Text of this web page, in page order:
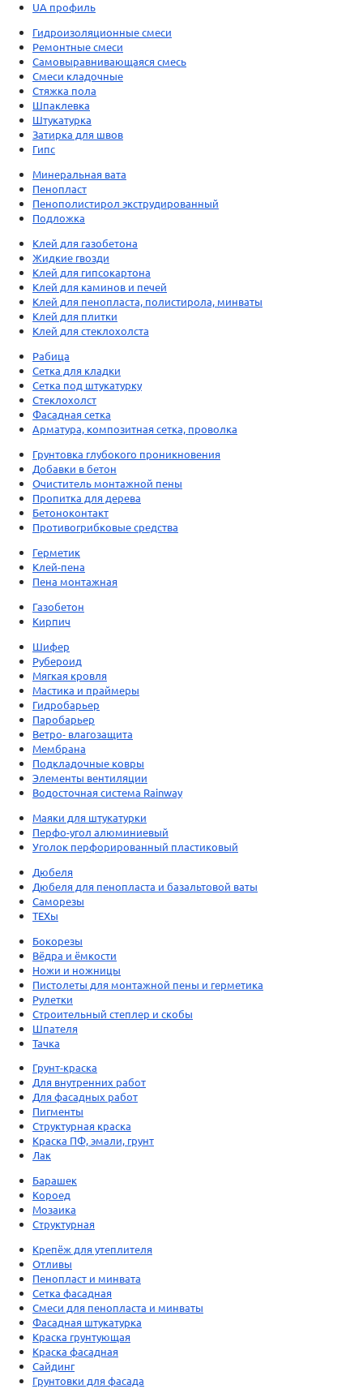
UA профиль
Гидроизоляционные смеси
Ремонтные смеси
Самовыравнивающаяся смесь
Смеси кладочные
Стяжка пола
Шпаклевка
Штукатурка
Затирка для швов
Гипс
Минеральная вата
Пенопласт
Пенополистирол экструдированный
Подложка
Клей для газобетона
Жидкие гвозди
Клей для гипсокартона
Клей для каминов и печей
Клей для пенопласта, полистирола, минваты
Клей для плитки
Клей для стеклохолста
Рабица
Сетка для кладки
Сетка под штукатурку
Стеклохолст
Фасадная сетка
Арматура, композитная сетка, проволка
Грунтовка глубокого проникновения
Добавки в бетон
Очиститель монтажной пены
Пропитка для дерева
Бетоноконтакт
Противогрибковые средства
Герметик
Клей-пена
Пена монтажная
Газобетон
Кирпич
Шифер
Рубероид
Мягкая кровля
Мастика и праймеры
Гидробарьер
Паробарьер
Ветро- влагозащита
Мембрана
Подкладочные ковры
Элементы вентиляции
Водосточная система Rainway
Маяки для штукатурки
Перфо-угол алюминиевый
Уголок перфорированный пластиковый
Дюбеля
Дюбеля для пенопласта и базальтовой ваты
Саморезы
ТЕХы
Бокорезы
Вёдра и ёмкости
Ножи и ножницы
Пистолеты для монтажной пены и герметика
Рулетки
Строительный степлер и скобы
Шпателя
Тачка
Грунт-краска
Для внутренних работ
Для фасадных работ
Пигменты
Структурная краска
Краска ПФ, эмали, грунт
Лак
Барашек
Короед
Мозаика
Структурная
Крепёж для утеплителя
Отливы
Пенопласт и минвата
Сетка фасадная
Смеси для пенопласта и минваты
Фасадная штукатурка
Краска грунтующая
Краска фасадная
Сайдинг
Грунтовки для фасада